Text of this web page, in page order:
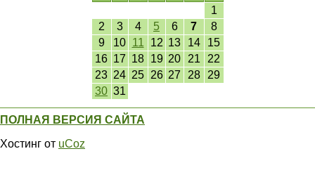
1
2
3 4 5 6 7
8
9
10 11 12 13 14
15
16 17 18 19 20 21
22
23 24 25 26 27 28
29
30 31
ПОЛНАЯ ВЕРСИЯ САЙТА
Хостинг от uCoz